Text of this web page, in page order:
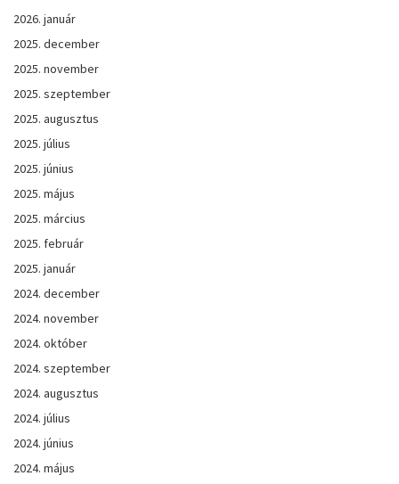
2026. január
2025. december
2025. november
2025. szeptember
2025. augusztus
2025. július
2025. június
2025. május
2025. március
2025. február
2025. január
2024. december
2024. november
2024. október
2024. szeptember
2024. augusztus
2024. július
2024. június
2024. május